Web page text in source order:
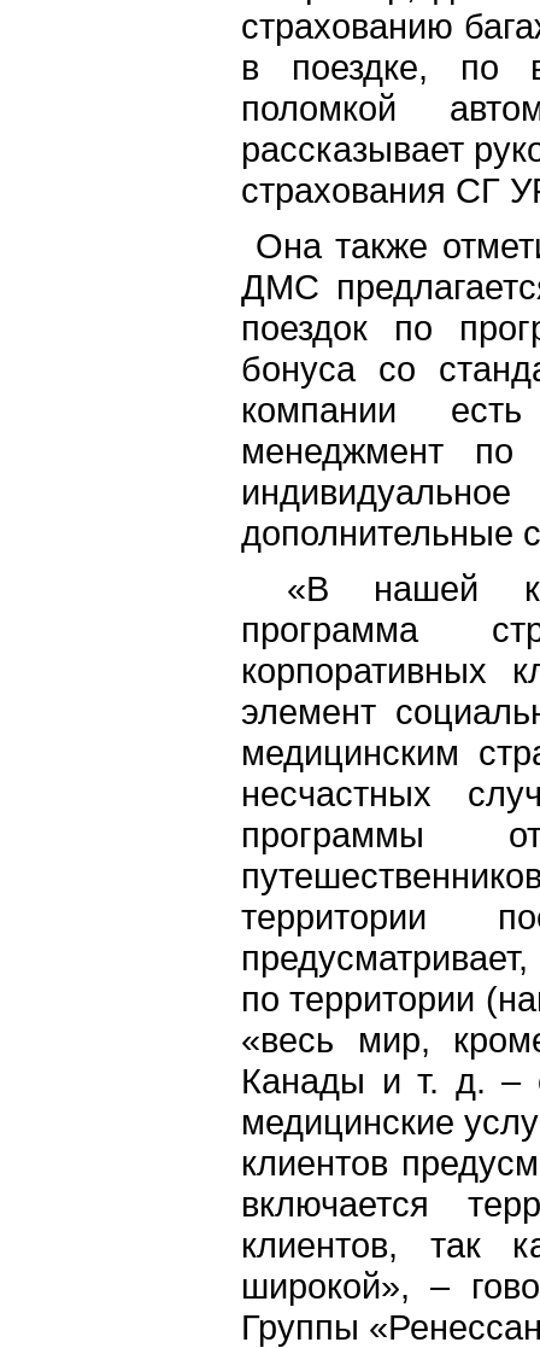
страхованию
в поездке, по
поломкой
рассказывает
страхования СГ
Она также
ДМС
поездок по
бонуса со
компании
менеджмент по
дополнительные
«В нашей
программа
корпоративных
элемент
медицинским
несчастных
программы
территории
по территории
«весь мир,
Канады и т. д. –
медицинские
клиентов
включается
клиентов, так
широкой», –
Группы